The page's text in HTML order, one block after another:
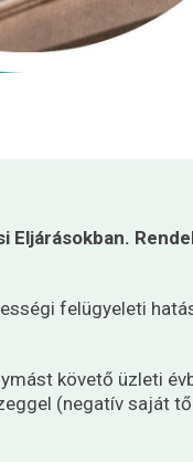
Eljárásokban.
felügyeleti
követő üzleti
(negatív saját